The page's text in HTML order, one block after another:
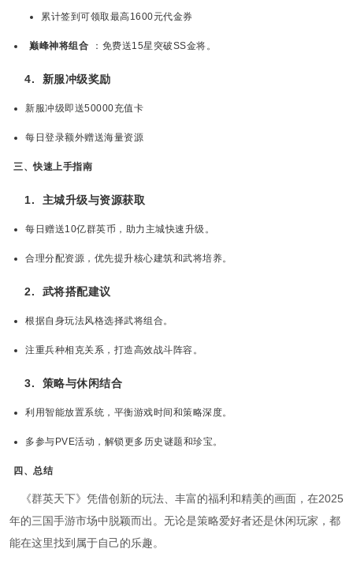
累计签到可领取最高1600元代金券
巅峰神将组合 ：免费送15星突破SS金将。
4. 新服冲级奖励
新服冲级即送50000充值卡
每日登录额外赠送海量资源
三、快速上手指南
1. 主城升级与资源获取
每日赠送10亿群英币，助力主城快速升级。
合理分配资源，优先提升核心建筑和武将培养。
2. 武将搭配建议
根据自身玩法风格选择武将组合。
注重兵种相克关系，打造高效战斗阵容。
3. 策略与休闲结合
利用智能放置系统，平衡游戏时间和策略深度。
多参与PVE活动，解锁更多历史谜题和珍宝。
四、总结
《群英天下》凭借创新的玩法、丰富的福利和精美的画面，在2025
年的三国手游市场中脱颖而出。无论是策略爱好者还是休闲玩家，都
能在这里找到属于自己的乐趣。